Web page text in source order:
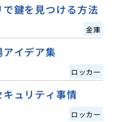
鍵を見つける方法
金庫
イデア集
ロッカー
ュリティ事情
ロッカー